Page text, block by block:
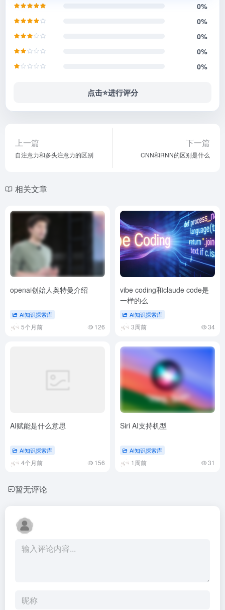
0%
0%
0%
0%
0%
点击⭐️进行评分
上一篇
自注意力和多头注意力的区别
下一篇
CNN和RNN的区别是什么
相关文章
openai创始人奥特曼介绍
AI知识探索库
5个月前 126
vibe coding和claude code是
一样的么
AI知识探索库
3周前 34
AI赋能是什么意思
AI知识探索库
4个月前 156
Siri AI支持机型
AI知识探索库
1周前 31
暂无评论